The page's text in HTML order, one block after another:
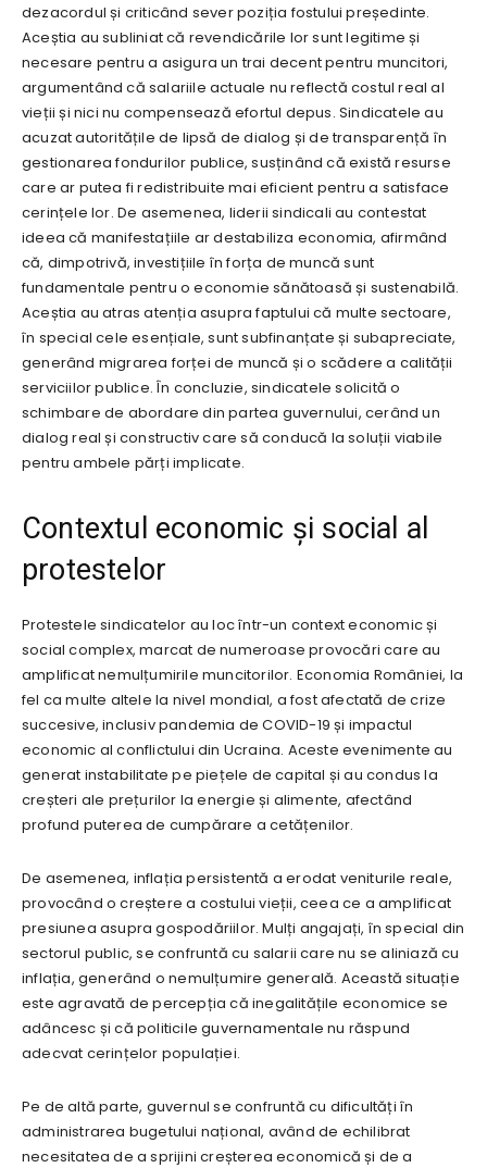
dezacordul și criticând sever poziția fostului președinte.
Aceștia au subliniat că revendicările lor sunt legitime și
necesare pentru a asigura un trai decent pentru muncitori,
argumentând că salariile actuale nu reflectă costul real al
vieții și nici nu compensează efortul depus. Sindicatele au
acuzat autoritățile de lipsă de dialog și de transparență în
gestionarea fondurilor publice, susținând că există resurse
care ar putea fi redistribuite mai eficient pentru a satisface
cerințele lor. De asemenea, liderii sindicali au contestat
ideea că manifestațiile ar destabiliza economia, afirmând
că, dimpotrivă, investițiile în forța de muncă sunt
fundamentale pentru o economie sănătoasă și sustenabilă.
Aceștia au atras atenția asupra faptului că multe sectoare,
în special cele esențiale, sunt subfinanțate și subapreciate,
generând migrarea forței de muncă și o scădere a calității
serviciilor publice. În concluzie, sindicatele solicită o
schimbare de abordare din partea guvernului, cerând un
dialog real și constructiv care să conducă la soluții viabile
pentru ambele părți implicate.
Contextul economic și social al
protestelor
Protestele sindicatelor au loc într-un context economic și
social complex, marcat de numeroase provocări care au
amplificat nemulțumirile muncitorilor. Economia României, la
fel ca multe altele la nivel mondial, a fost afectată de crize
succesive, inclusiv pandemia de COVID-19 și impactul
economic al conflictului din Ucraina. Aceste evenimente au
generat instabilitate pe piețele de capital și au condus la
creșteri ale prețurilor la energie și alimente, afectând
profund puterea de cumpărare a cetățenilor.
De asemenea, inflația persistentă a erodat veniturile reale,
provocând o creștere a costului vieții, ceea ce a amplificat
presiunea asupra gospodăriilor. Mulți angajați, în special din
sectorul public, se confruntă cu salarii care nu se aliniază cu
inflația, generând o nemulțumire generală. Această situație
este agravată de percepția că inegalitățile economice se
adâncesc și că politicile guvernamentale nu răspund
adecvat cerințelor populației.
Pe de altă parte, guvernul se confruntă cu dificultăți în
administrarea bugetului național, având de echilibrat
necesitatea de a sprijini creșterea economică și de a